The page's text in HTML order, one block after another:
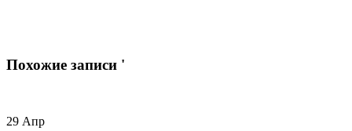
Похожие записи '
29 Апр